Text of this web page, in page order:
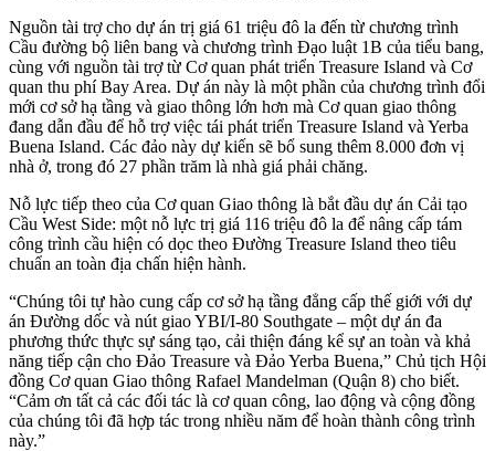
Nguồn tài trợ cho dự án trị giá 61 triệu đô la đến từ chương trình
Cầu đường bộ liên bang và chương trình Đạo luật 1B của tiểu bang,
cùng với nguồn tài trợ từ Cơ quan phát triển Treasure Island và Cơ
quan thu phí Bay Area. Dự án này là một phần của chương trình đổi
mới cơ sở hạ tầng và giao thông lớn hơn mà Cơ quan giao thông
đang dẫn đầu để hỗ trợ việc tái phát triển Treasure Island và Yerba
Buena Island. Các đảo này dự kiến sẽ bổ sung thêm 8.000 đơn vị
nhà ở, trong đó 27 phần trăm là nhà giá phải chăng.
Nỗ lực tiếp theo của Cơ quan Giao thông là bắt đầu dự án Cải tạo
Cầu West Side: một nỗ lực trị giá 116 triệu đô la để nâng cấp tám
công trình cầu hiện có dọc theo Đường Treasure Island theo tiêu
chuẩn an toàn địa chấn hiện hành.
“Chúng tôi tự hào cung cấp cơ sở hạ tầng đẳng cấp thế giới với dự
án Đường dốc và nút giao YBI/I-80 Southgate – một dự án đa
phương thức thực sự sáng tạo, cải thiện đáng kể sự an toàn và khả
năng tiếp cận cho Đảo Treasure và Đảo Yerba Buena,” Chủ tịch Hội
đồng Cơ quan Giao thông Rafael Mandelman (Quận 8) cho biết.
“Cảm ơn tất cả các đối tác là cơ quan công, lao động và cộng đồng
của chúng tôi đã hợp tác trong nhiều năm để hoàn thành công trình
này.”